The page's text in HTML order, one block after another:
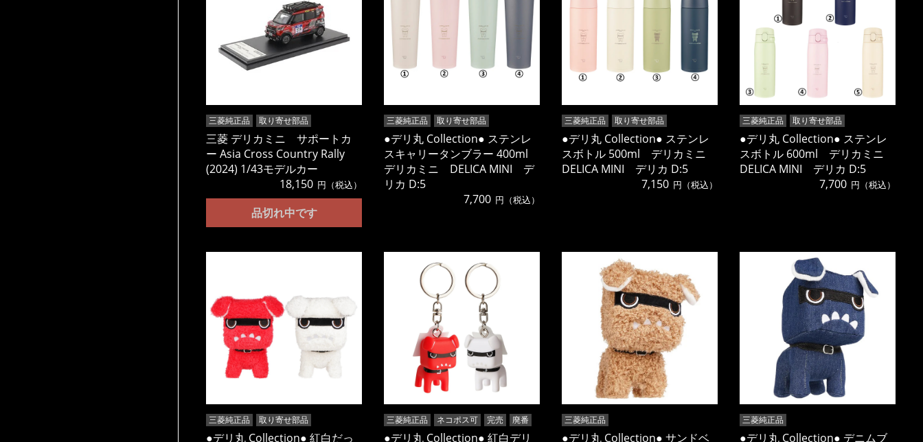
三菱純正品 取り寄せ部品
三菱 デリカミニ サポートカ
ー Asia Cross Country Rally
(2024) 1/43モデルカー
18,150 円（税込）
品切れ中です
三菱純正品 取り寄せ部品
●デリ丸 Collection● ステンレ
スキャリータンブラー 400ml
デリカミニ DELICA MINI デ
リカ D:5
7,700 円（税込）
三菱純正品 取り寄せ部品
●デリ丸 Collection● ステンレ
スボトル 500ml デリカミニ
DELICA MINI デリカ D:5
7,150 円（税込）
三菱純正品 取り寄せ部品
●デリ丸 Collection● ステンレ
スボトル 600ml デリカミニ
DELICA MINI デリカ D:5
7,700 円（税込）
三菱純正品 取り寄せ部品
●デリ丸 Collection● 紅白だっ
三菱純正品 ネコポス可 完売 廃番
●デリ丸 Collection● 紅白デリ
三菱純正品
●デリ丸 Collection● サンドベ
三菱純正品
●デリ丸 Collection● デニムブ